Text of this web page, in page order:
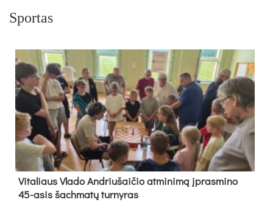
Sportas
Vi­ta­liaus Vla­do And­riu­šai­čio at­mi­ni­mą įpras­mi­no
45-asis šach­ma­tų tur­ny­ras